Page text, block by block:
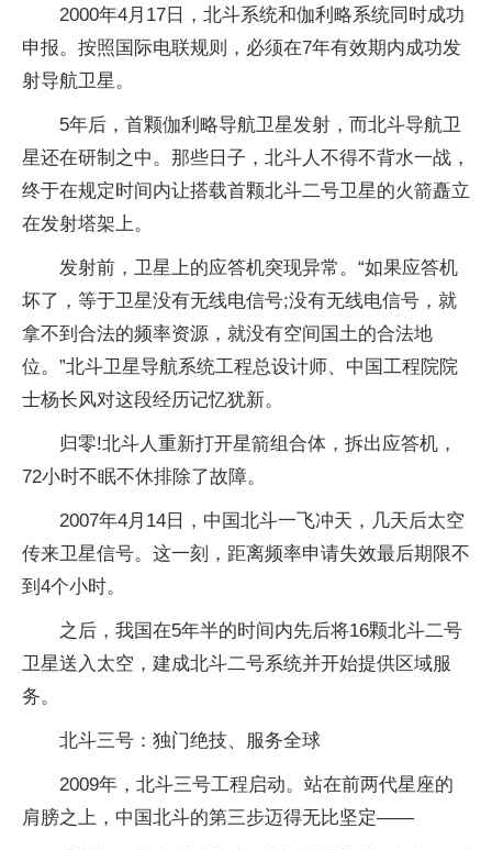
2000年4月17日，北斗系统和伽利略系统同时成功
申报。按照国际电联规则，必须在7年有效期内成功发
射导航卫星。
5年后，首颗伽利略导航卫星发射，而北斗导航卫
星还在研制之中。那些日子，北斗人不得不背水一战，
终于在规定时间内让搭载首颗北斗二号卫星的火箭矗立
在发射塔架上。
发射前，卫星上的应答机突现异常。“如果应答机
坏了，等于卫星没有无线电信号;没有无线电信号，就
拿不到合法的频率资源，就没有空间国土的合法地
位。”北斗卫星导航系统工程总设计师、中国工程院院
士杨长风对这段经历记忆犹新。
归零!北斗人重新打开星箭组合体，拆出应答机，
72小时不眠不休排除了故障。
2007年4月14日，中国北斗一飞冲天，几天后太空
传来卫星信号。这一刻，距离频率申请失效最后期限不
到4个小时。
之后，我国在5年半的时间内先后将16颗北斗二号
卫星送入太空，建成北斗二号系统并开始提供区域服
务。
北斗三号：独门绝技、服务全球
2009年，北斗三号工程启动。站在前两代星座的
肩膀之上，中国北斗的第三步迈得无比坚定——